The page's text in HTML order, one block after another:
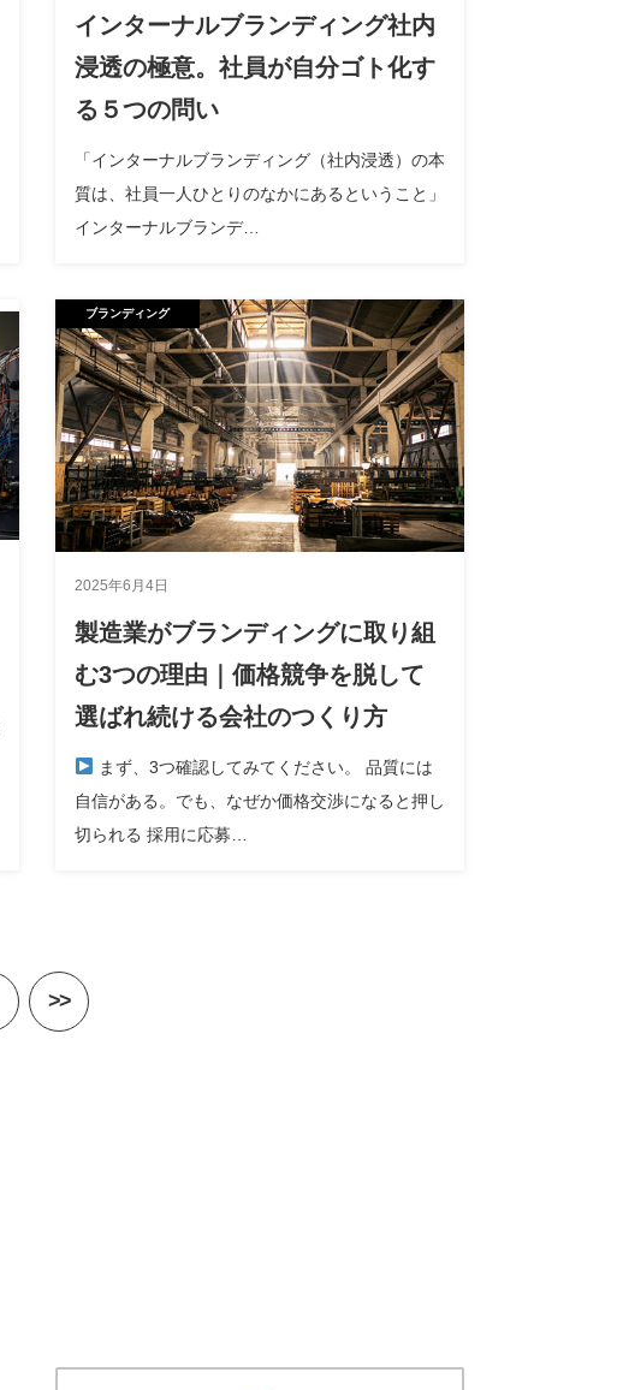
インターナルブランディング社内
浸透の極意。社員が自分ゴト化す
る５つの問い
「インターナルブランディング（社内浸透）の本
質は、社員一人ひとりのなかにあるということ」
インターナルブランデ…
ブランディング
2025年6月4日
製造業がブランディングに取り組
む3つの理由｜価格競争を脱して
選ばれ続ける会社のつくり方
まず、3つ確認してみてください。 品質には
自信がある。でも、なぜか価格交渉になると押し
切られる 採用に応募…
>>